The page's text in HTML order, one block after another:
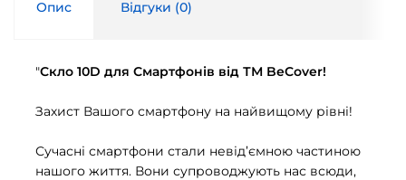
Опис Відгуки (0)
"Скло 10D для Смартфонів від ТМ BeCover!
Захист Вашого смартфону на найвищому рівні!
Сучасні смартфони стали невід’ємною частиною
нашого життя. Вони супроводжують нас всюди,